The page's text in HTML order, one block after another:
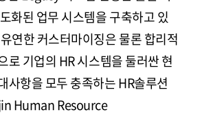
화된 업무 시스템을 구축하고 있
연한 커스터마이징은 물론 합리적
로 기업의 HR 시스템을 둘러싼 현
사항을 모두 충족하는 HR솔루션
Human Resource